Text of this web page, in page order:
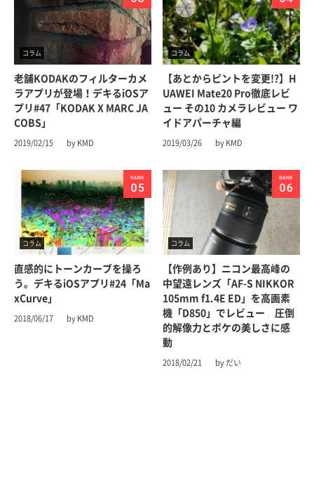
コラム
老舗KODAKのフィルターカメ
ラアプリが登場！デキるiOSア
プリ#47「KODAK X MARC JA
COBS」
2019/02/15 by KMD
コラム
【あとからピントを変更!?】H
UAWEI Mate20 Pro徹底レビ
ュー その10 カメラレビュー ワ
イドアパーチャ編
2019/03/26 by KMD
コラム
直感的にトーンカーブを操ろ
う。デキるiOSアプリ#24「Ma
xCurve」
2018/06/17 by KMD
コラム
【作例あり】ニコン最高峰の
中望遠レンズ「AF-S NIKKOR
105mm f1.4E ED」を高画素
機「D850」でレビュー 圧倒
的解像力とボケの美しさに感
動
2018/02/21 by だい